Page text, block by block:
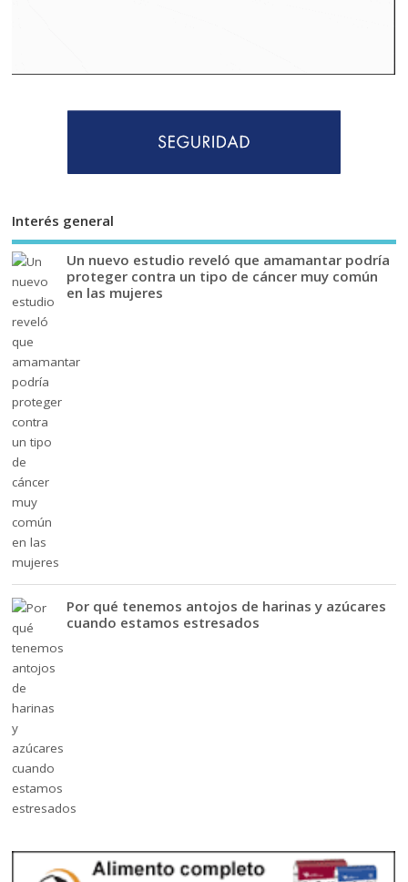
Interés general
Un nuevo estudio reveló que amamantar podría
proteger contra un tipo de cáncer muy común
en las mujeres
Por qué tenemos antojos de harinas y azúcares
cuando estamos estresados